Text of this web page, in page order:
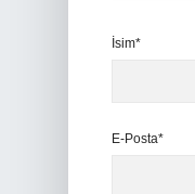
İsim*
E-Posta*